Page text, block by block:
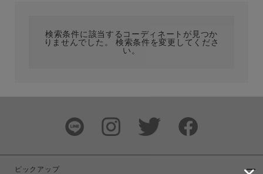
ブランド
検索条件に該当するコーディネートが見つか
りませんでした。 検索条件を変更してくださ
い。
ピックアップ